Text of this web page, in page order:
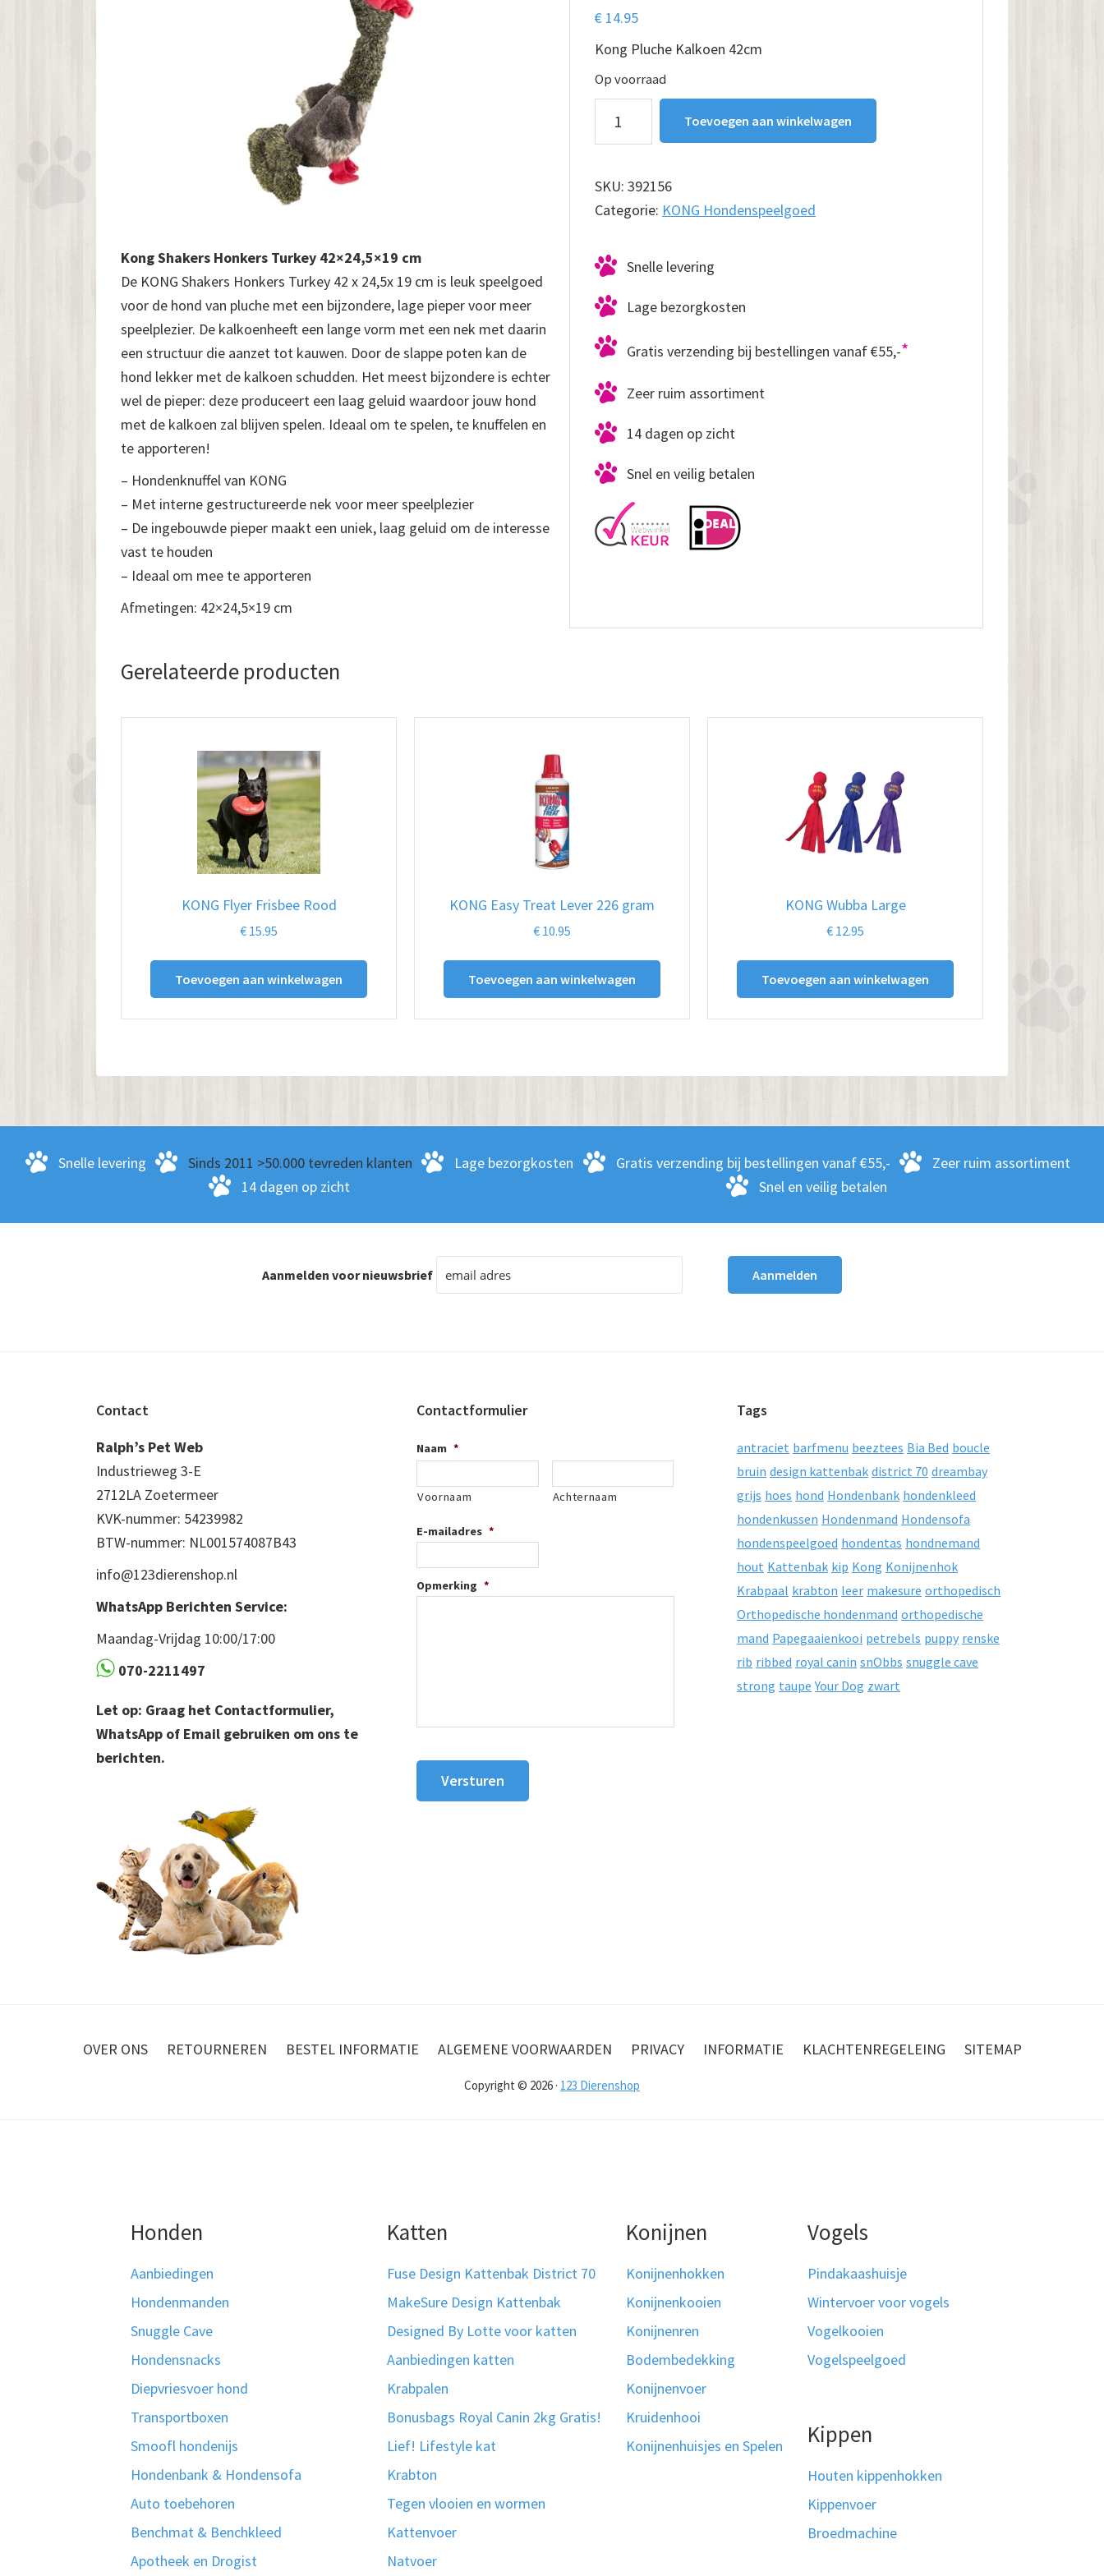
€ 14.95
Kong Pluche Kalkoen 42cm
Op voorraad
Pluche
42cm
aantal
Toevoegen aan winkelwagen
SKU: 392156
Categorie: KONG Hondenspeelgoed
Snelle levering
Lage bezorgkosten
Gratis verzending bij bestellingen vanaf €55,-*
Zeer ruim assortiment
14 dagen op zicht
Snel en veilig betalen
Kong Shakers Honkers Turkey 42×24,5×19 cm
De KONG Shakers Honkers Turkey 42 x 24,5x 19 cm is leuk speelgoed
voor de hond van pluche met een bijzondere, lage pieper voor meer
speelplezier. De kalkoenheeft een lange vorm met een nek met daarin
een structuur die aanzet tot kauwen. Door de slappe poten kan de
hond lekker met de kalkoen schudden. Het meest bijzondere is echter
wel de pieper: deze produceert een laag geluid waardoor jouw hond
met de kalkoen zal blijven spelen. Ideaal om te spelen, te knuffelen en
te apporteren!
– Hondenknuffel van KONG
– Met interne gestructureerde nek voor meer speelplezier
– De ingebouwde pieper maakt een uniek, laag geluid om de interesse
vast te houden
– Ideaal om mee te apporteren
Afmetingen: 42×24,5×19 cm
Gerelateerde producten
KONG Flyer Frisbee Rood
€ 15.95
Toevoegen aan winkelwagen
KONG Easy Treat Lever 226 gram
€ 10.95
Toevoegen aan winkelwagen
KONG Wubba Large
€ 12.95
Toevoegen aan winkelwagen
Snelle levering Sinds 2011 >50.000 tevreden klanten Lage bezorgkosten Gratis verzending bij bestellingen vanaf €55,-
Zeer ruim assortiment
14 dagen op zicht
Snel en veilig betalen
Aanmelden voor nieuwsbrief
Contact
Ralph’s Pet Web
Industrieweg 3-E
2712LA Zoetermeer
KVK-nummer: 54239982
BTW-nummer: NL001574087B43
info@123dierenshop.nl
WhatsApp Berichten Service:
Maandag-Vrijdag 10:00/17:00
070-2211497
Let op: Graag het Contactformulier,
WhatsApp of Email gebruiken om ons te
berichten.
Contactformulier
Naam *
Voornaam Achternaam
E-mailadres *
Opmerking *
Tags
antraciet barfmenu beeztees Bia Bed boucle
bruin design kattenbak district 70 dreambay
grijs hoes hond Hondenbank hondenkleed
hondenkussen Hondenmand Hondensofa
hondenspeelgoed hondentas hondnemand
hout Kattenbak kip Kong Konijnenhok
Krabpaal krabton leer makesure orthopedisch
Orthopedische hondenmand orthopedische
mand Papegaaienkooi petrebels puppy renske
rib ribbed royal canin snObbs snuggle cave
strong taupe Your Dog zwart
OVER ONS RETOURNEREN BESTEL INFORMATIE ALGEMENE VOORWAARDEN PRIVACY INFORMATIE KLACHTENREGELEING SITEMAP
Copyright © 2026 · 123 Dierenshop
Honden
Aanbiedingen
Hondenmanden
Snuggle Cave
Hondensnacks
Diepvriesvoer hond
Transportboxen
Smoofl hondenijs
Hondenbank & Hondensofa
Auto toebehoren
Benchmat & Benchkleed
Apotheek en Drogist
Katten
Fuse Design Kattenbak District 70
MakeSure Design Kattenbak
Designed By Lotte voor katten
Aanbiedingen katten
Krabpalen
Bonusbags Royal Canin 2kg Gratis!
Lief! Lifestyle kat
Krabton
Tegen vlooien en wormen
Kattenvoer
Natvoer
Konijnen
Konijnenhokken
Konijnenkooien
Konijnenren
Bodembedekking
Konijnenvoer
Kruidenhooi
Konijnenhuisjes en Spelen
Vogels
Pindakaashuisje
Wintervoer voor vogels
Vogelkooien
Vogelspeelgoed
Kippen
Houten kippenhokken
Kippenvoer
Broedmachine